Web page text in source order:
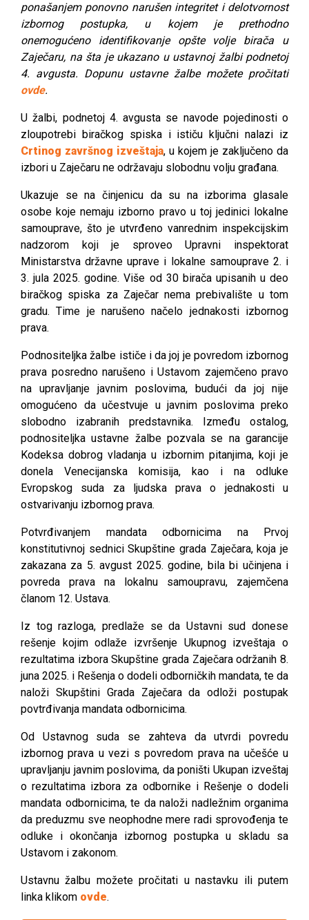
ponašanjem ponovno narušen integritet i delotvornost
izbornog postupka, u kojem je prethodno
onemogućeno identifikovanje opšte volje birača u
Zaječaru, na šta je ukazano u ustavnoj žalbi podnetoj
4. avgusta. Dopunu ustavne žalbe možete pročitati
ovde.
U žalbi, podnetoj 4. avgusta se navode pojedinosti o
zloupotrebi biračkog spiska i ističu ključni nalazi iz
Crtinog završnog izveštaja, u kojem je zaključeno da
izbori u Zaječaru ne održavaju slobodnu volju građana.
Ukazuje se na činjenicu da su na izborima glasale
osobe koje nemaju izborno pravo u toj jedinici lokalne
samouprave, što je utvrđeno vanrednim inspekcijskim
nadzorom koji je sproveo Upravni inspektorat
Ministarstva državne uprave i lokalne samouprave 2. i
3. jula 2025. godine. Više od 30 birača upisanih u deo
biračkog spiska za Zaječar nema prebivalište u tom
gradu. Time je narušeno načelo jednakosti izbornog
prava.
Podnositeljka žalbe ističe i da joj je povredom izbornog
prava posredno narušeno i Ustavom zajemčeno pravo
na upravljanje javnim poslovima, budući da joj nije
omogućeno da učestvuje u javnim poslovima preko
slobodno izabranih predstavnika. Između ostalog,
podnositeljka ustavne žalbe pozvala se na garancije
Kodeksa dobrog vladanja u izbornim pitanjima, koji je
donela Venecijanska komisija, kao i na odluke
Evropskog suda za ljudska prava o jednakosti u
ostvarivanju izbornog prava.
Potvrđivanjem mandata odbornicima na Prvoj
konstitutivnoj sednici Skupštine grada Zaječara, koja je
zakazana za 5. avgust 2025. godine, bila bi učinjena i
povreda prava na lokalnu samoupravu, zajemčena
članom 12. Ustava.
Iz tog razloga, predlaže se da Ustavni sud donese
rešenje kojim odlaže izvršenje Ukupnog izveštaja o
rezultatima izbora Skupštine grada Zaječara održanih 8.
juna 2025. i Rešenja o dodeli odborničkih mandata, te da
naloži Skupštini Grada Zaječara da odloži postupak
povtrđivanja mandata odbornicima.
Od Ustavnog suda se zahteva da utvrdi povredu
izbornog prava u vezi s povredom prava na učešće u
upravljanju javnim poslovima, da poništi Ukupan izveštaj
o rezultatima izbora za odbornike i Rešenje o dodeli
mandata odbornicima, te da naloži nadležnim organima
da preduzmu sve neophodne mere radi sprovođenja te
odluke i okončanja izbornog postupka u skladu sa
Ustavom i zakonom.
Ustavnu žalbu možete pročitati u nastavku ili putem
linka klikom ovde.